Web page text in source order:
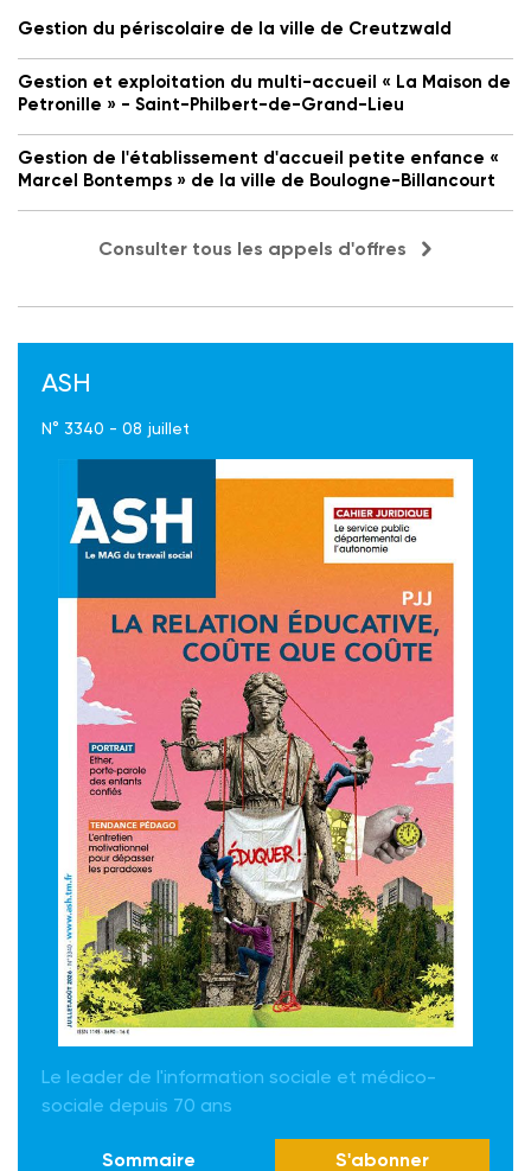
Gestion du périscolaire de la ville de Creutzwald
Gestion et exploitation du multi-accueil « La Maison de
Petronille » - Saint-Philbert-de-Grand-Lieu
Gestion de l'établissement d'accueil petite enfance «
Marcel Bontemps » de la ville de Boulogne-Billancourt
Consulter tous les appels d'offres
ASH
N° 3340 - 08 juillet
Le leader de l'information sociale et médico-
sociale depuis 70 ans
Sommaire S'abonner